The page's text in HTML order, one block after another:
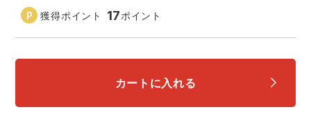
作業着
中塚被服 イーブンリバー
東洋物産工業
獲得ポイント 17ポイント
カートに入れる